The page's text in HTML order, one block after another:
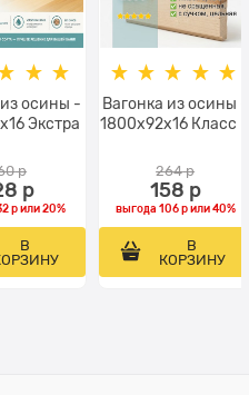
осины -
Экстра
р
р
рили20%
В
Вагонка из осины -
1800x92x16 Класс
264 р
158 р
выгода 106 рили40%
В
КОРЗИНУ